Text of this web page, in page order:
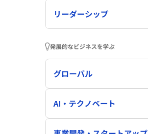
リーダーシップ
発展的なビジネスを学ぶ
グローバル
AI・テクノベート